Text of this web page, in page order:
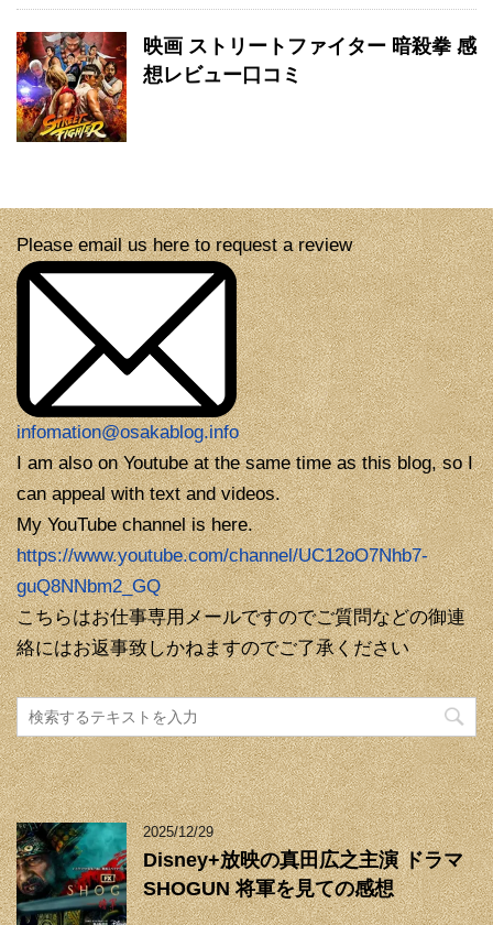
映画 ストリートファイター 暗殺拳 感
想レビュー口コミ
Please email us here to request a review
infomation@osakablog.info
I am also on Youtube at the same time as this blog, so I
can appeal with text and videos.
My YouTube channel is here.
https://www.youtube.com/channel/UC12oO7Nhb7-
guQ8NNbm2_GQ
こちらはお仕事専用メールですのでご質問などの御連
絡にはお返事致しかねますのでご了承ください
2025/12/29
Disney+放映の真田広之主演 ドラマ
SHOGUN 将軍を見ての感想